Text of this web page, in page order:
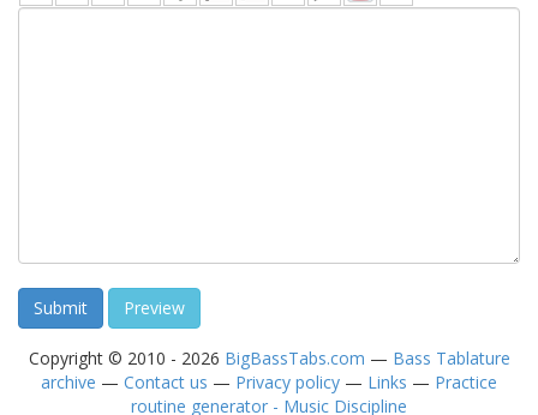
Copyright © 2010 - 2026 BigBassTabs.com — Bass Tablature
archive — Contact us — Privacy policy — Links — Practice
routine generator - Music Discipline